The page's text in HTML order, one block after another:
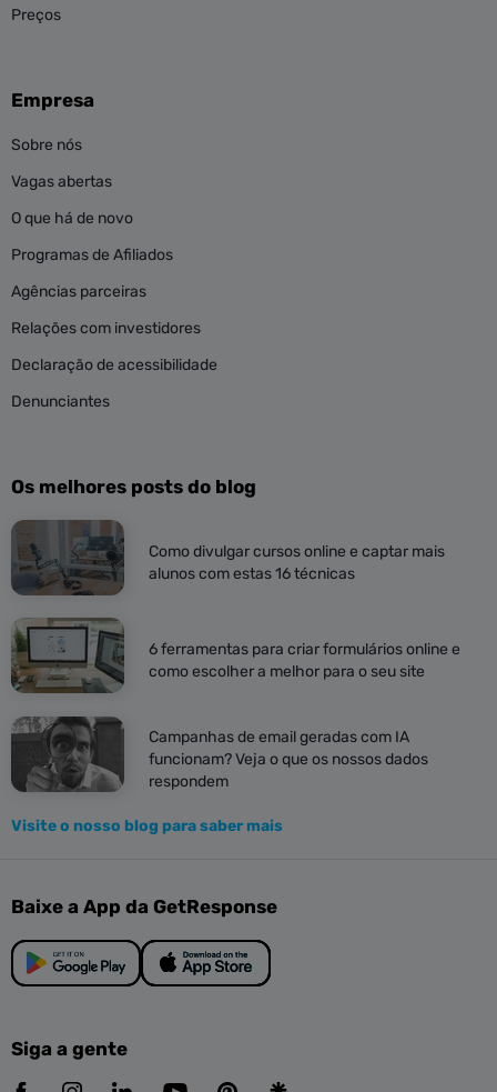
Preços
Empresa
Sobre nós
Vagas abertas
O que há de novo
Programas de Afiliados
Agências parceiras
Relações com investidores
Declaração de acessibilidade
Denunciantes
Os melhores posts do blog
Como divulgar cursos online e captar mais
alunos com estas 16 técnicas
6 ferramentas para criar formulários online e
como escolher a melhor para o seu site
Campanhas de email geradas com IA
funcionam? Veja o que os nossos dados
respondem
Visite o nosso blog para saber mais
Baixe a App da GetResponse
Siga a gente